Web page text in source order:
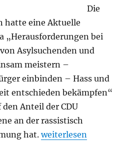
Die
hatte eine Aktuelle
„Herausforderungen bei
Asylsuchenden und
meistern –
einbinden – Hass und
entschieden bekämpfen“
Anteil der CDU
an der rassistisch
hat.„Rassistische
weiterlesen